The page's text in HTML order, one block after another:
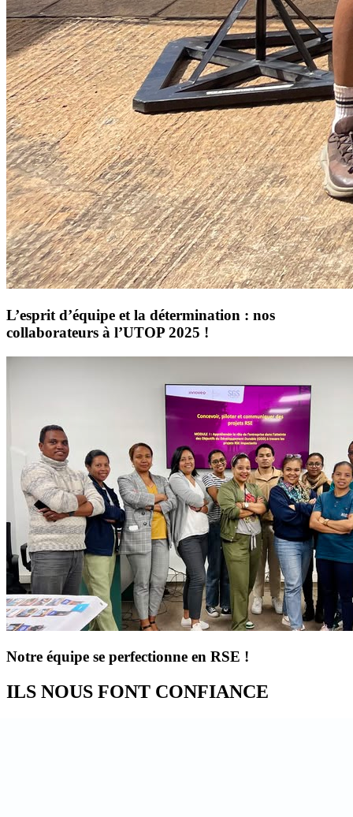
L’esprit d’équipe et la détermination : nos
collaborateurs à l’UTOP 2025 !
Notre équipe se perfectionne en RSE !
ILS NOUS FONT CONFIANCE